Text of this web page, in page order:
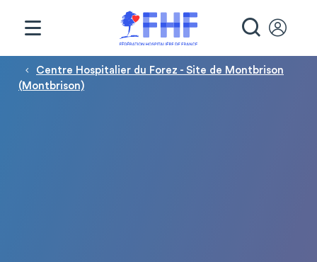
Fil d'Ariane
Centre Hospitalier du Forez - Site de Montbrison
(Montbrison)
Panneau de gestion des cookies